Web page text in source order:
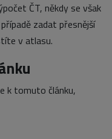
ČT, někdy se však
zadat přesnější
v atlasu.
k tomuto článku,